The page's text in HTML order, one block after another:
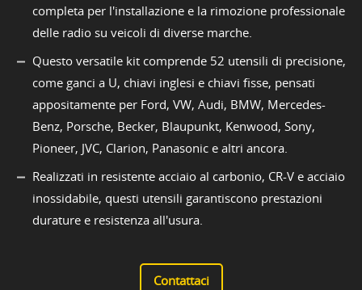
completa per l'installazione e la rimozione professionale
delle radio su veicoli di diverse marche.
Questo versatile kit comprende 52 utensili di precisione,
come ganci a U, chiavi inglesi e chiavi fisse, pensati
appositamente per Ford, VW, Audi, BMW, Mercedes-
Benz, Porsche, Becker, Blaupunkt, Kenwood, Sony,
Pioneer, JVC, Clarion, Panasonic e altri ancora.
Realizzati in resistente acciaio al carbonio, CR-V e acciaio
inossidabile, questi utensili garantiscono prestazioni
durature e resistenza all'usura.
Contattaci